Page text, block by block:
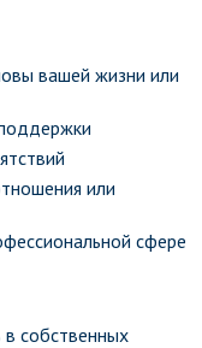
вашей жизни или
или
сфере
в собственных